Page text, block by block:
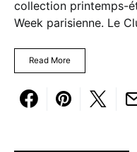
collection printemps-
Week parisienne. Le
Read More